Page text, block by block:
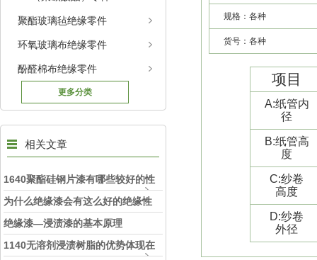
聚酯玻璃毡绝缘零件
环氧玻璃布绝缘零件
酚醛棉布绝缘零件
更多分类
相关文章
1640聚酯硅钢片漆有哪些较好的性
能
为什么绝缘漆会有这么好的绝缘性
绝缘漆—浸渍漆的基本原理
1140无溶剂浸渍树脂的优势体现在
规格：各种
货号：各种
项目
A:纸管内
径
B:纸管高
度
C:纱卷
高度
D:纱卷
外径